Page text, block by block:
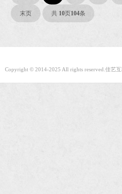
末页 共 10页104条
Copyright © 2014-2025 All rights reserved.佳艺